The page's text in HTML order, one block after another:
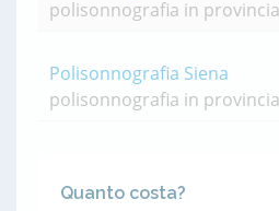
polisonnografia in
Polisonnografia Siena
polisonnografia in
Quanto costa?